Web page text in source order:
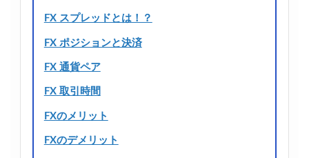
FX スプレッドとは！？
FX ポジションと決済
FX 通貨ペア
FX 取引時間
FXのメリット
FXのデメリット